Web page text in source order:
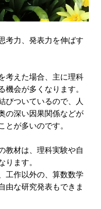
考力、発表力を伸ばす
考えた場合、主に理科
会が多くなります。
びついているので、人
の深い因果関係などが
が多いのです。
教材は、理科実験や自
ます。
工作以外の、算数数学
由な研究発表もできま